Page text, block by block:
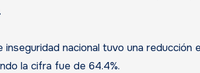
nacional tuvo una
la cifra fue de 64.4%.